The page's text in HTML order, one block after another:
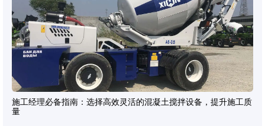
施工经理必备指南：选择高效灵活的混凝土搅拌设备，提升施工质
量